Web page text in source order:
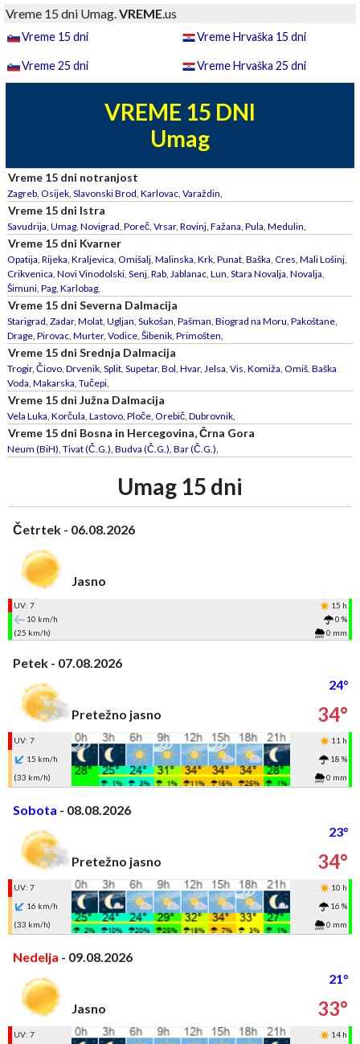
Vreme 15 dni Umag.VREME.us
Vreme 15 dni Vreme Hrvaška 15 dni
Vreme 25 dni Vreme Hrvaška 25 dni
VREME 15 DNI
Umag
Vreme 15 dni notranjost
Zagreb, Osijek, Slavonski Brod, Karlovac, Varaždin,
Vreme 15 dni Istra
Savudrija, Umag, Novigrad, Poreč, Vrsar, Rovinj, Fažana, Pula, Medulin,
Vreme 15 dni Kvarner
Opatija, Rijeka, Kraljevica, Omišalj, Malinska, Krk, Punat, Baška, Cres, Mali Lošinj,
Crikvenica, Novi Vinodolski, Senj, Rab, Jablanac, Lun, Stara Novalja, Novalja,
Šimuni, Pag, Karlobag,
Vreme 15 dni Severna Dalmacija
Starigrad, Zadar, Molat, Ugljan, Sukošan, Pašman, Biograd na Moru, Pakoštane,
Drage, Pirovac, Murter, Vodice, Šibenik, Primošten,
Vreme 15 dni Srednja Dalmacija
Trogir, Čiovo, Drvenik, Split, Supetar, Bol, Hvar, Jelsa, Vis, Komiža, Omiš, Baška
Voda, Makarska, Tučepi,
Vreme 15 dni Južna Dalmacija
Vela Luka, Korčula, Lastovo, Ploče, Orebič, Dubrovnik,
Vreme 15 dni Bosna in Hercegovina, Črna Gora
Neum (BiH), Tivat (Č.G.), Budva (Č.G.), Bar (Č.G.),
Umag 15 dni
Četrtek - 06.08.2026
Jasno
UV: 7
15 h
10 km/h
0 %
(25 km/h)
0 mm
Petek - 07.08.2026
24°
Pretežno jasno
34°
UV: 7
11 h
15 km/h
18 %
(33 km/h)
0 mm
Sobota - 08.08.2026
23°
Pretežno jasno
34°
UV: 7
10 h
16 km/h
16 %
(33 km/h)
0 mm
Nedelja - 09.08.2026
21°
Jasno
33°
UV: 7
14 h